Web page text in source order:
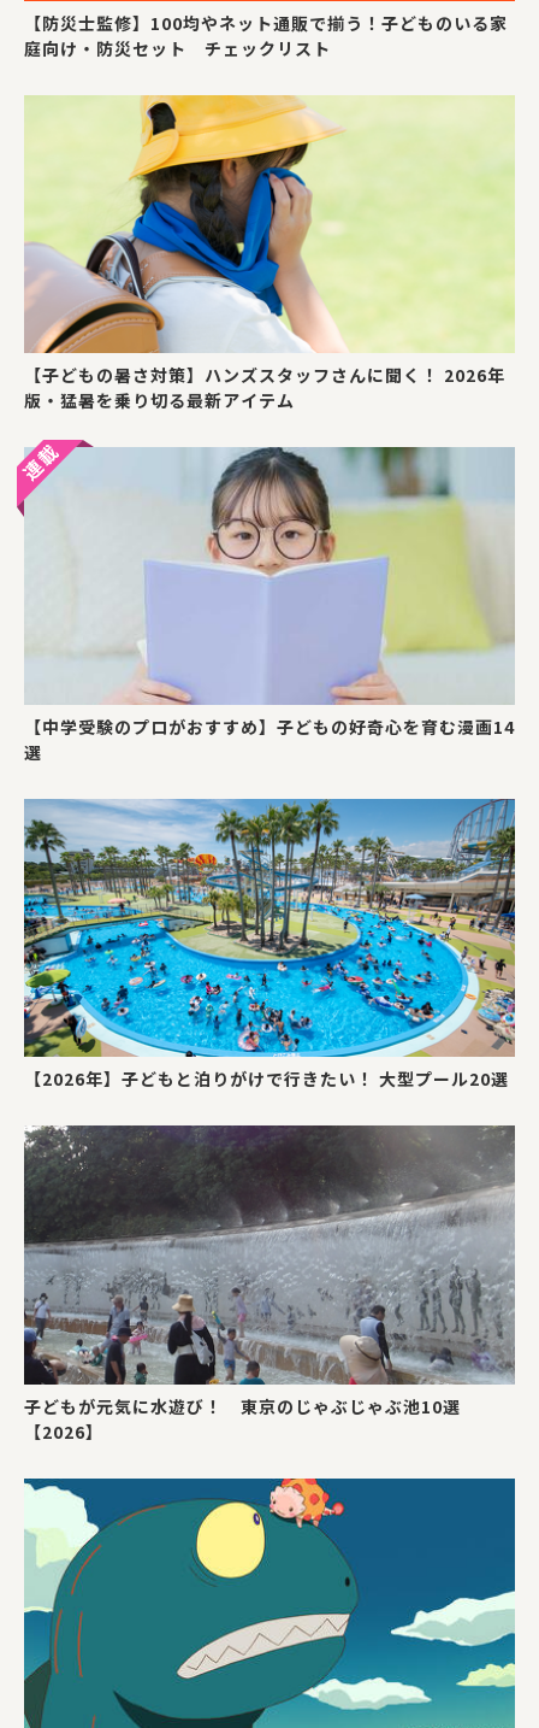
【防災士監修】100均やネット通販で揃う！子どものいる家
庭向け・防災セット チェックリスト
【子どもの暑さ対策】ハンズスタッフさんに聞く！ 2026年
版・猛暑を乗り切る最新アイテム
【中学受験のプロがおすすめ】子どもの好奇心を育む漫画14
選
【2026年】子どもと泊りがけで行きたい！ 大型プール20選
子どもが元気に水遊び！ 東京のじゃぶじゃぶ池10選
【2026】